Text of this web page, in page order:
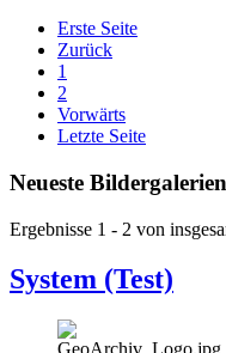
Erste Seite
Zurück
1
2
Vorwärts
Letzte Seite
Neueste Bildergalerien
Ergebnisse 1 - 2 von
System (Test)